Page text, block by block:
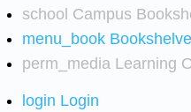
school Campus
menu_book
perm_media Learning
login Login